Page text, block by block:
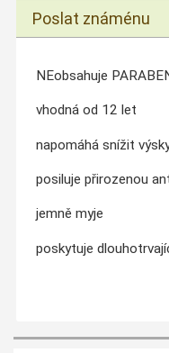
Poslat známénu
NEobsahuje
vhodná od 12 let
napomáhá snížit
posiluje přirozenou
jemně myje
poskytuje